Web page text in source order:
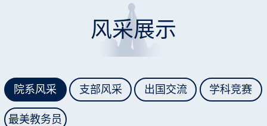
风采展示
院系风采 支部风采 出国交流 学科竞赛
最美教务员